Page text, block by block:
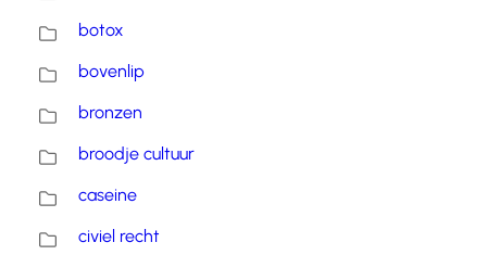
botox
bovenlip
bronzen
broodje cultuur
caseine
civiel recht